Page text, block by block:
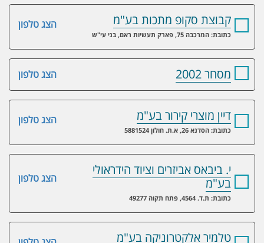
הצג טלפון קבוצת סקופ מתכות בע"מ
כתובת: המרכבה 75, פארק תעשיות ראם, בני עי"ש
הצג טלפון מסחר 2002
הצג טלפון דיין מוצרי קירור בע"מ
כתובת: הסדנא 26, א.ת. חולון 5881524
הצג טלפון
י. ביבאס אביזרים וציוד הידראולי
בע"מ
כתובת: ת.ד. 4564, פתח תקוה 49277
טלמיר אלקטרוניקה בע"מ